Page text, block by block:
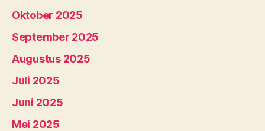
Oktober 2025
September 2025
Augustus 2025
Juli 2025
Juni 2025
Mei 2025